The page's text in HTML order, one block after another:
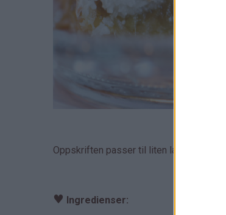
Oppskriften passer til liten langpanne.
♥ Ingredienser: